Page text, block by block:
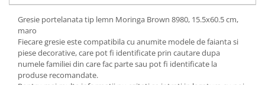
Gresie portelanata tip lemn Moringa Brown 8980, 15.5x60.5 cm,
maro
Fiecare gresie este compatibila cu anumite modele de faianta si
piese decorative, care pot fi identificate prin cautare dupa
numele familiei din care fac parte sau pot fi identificate la
produse recomandate.